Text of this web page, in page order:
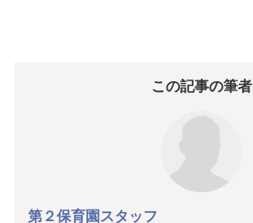
この記事の筆者
第２保育園スタッフ